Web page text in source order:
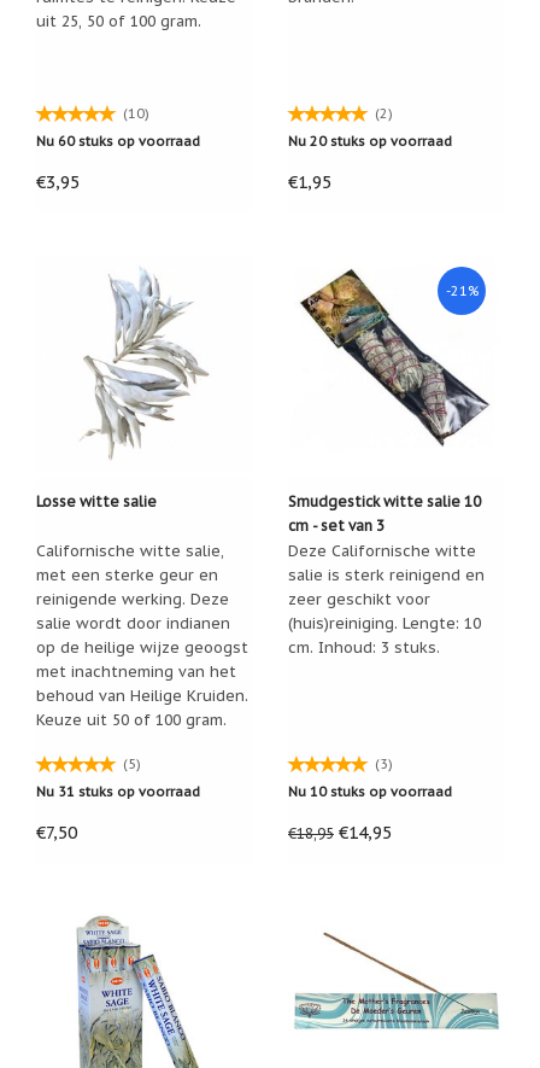
Een
of
rouw:
woorden
regenboog
fotootje
Kralen
Nieuw:
in
3
termijnen!
Verhuizingsuitverkoop
nodig
het
vinden
een
cadeautje?
Nieuwsbrieven
Vrolijke
uit 25, 50 of 100 gram.
(10)
Nu 60 stuks op voorraad
€3,95
(2)
Nu 20 stuks op voorraad
€1,95
Losse witte salie
Californische witte salie,
met een sterke geur en
reinigende werking. Deze
salie wordt door indianen
op de heilige wijze geoogst
met inachtneming van het
behoud van Heilige Kruiden.
Keuze uit 50 of 100 gram.
(5)
Nu 31 stuks op voorraad
€7,50
-21%
Smudgestick witte salie 10
cm - set van 3
Deze Californische witte
salie is sterk reinigend en
zeer geschikt voor
(huis)reiniging. Lengte: 10
cm. Inhoud: 3 stuks.
(3)
Nu 10 stuks op voorraad
€18,95 €14,95